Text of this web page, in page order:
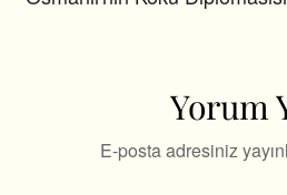
Yorum
E-posta adresiniz